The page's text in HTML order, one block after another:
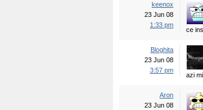
keenox
23 Jun 08
1:33 pm
ce
Bloghita
23 Jun 08
3:57 pm
azi
Aron
23 Jun 08